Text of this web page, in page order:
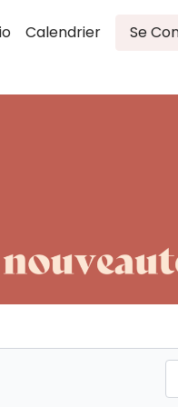
Calendrier Se